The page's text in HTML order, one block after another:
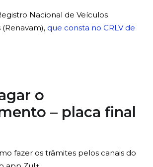
Nacional de Veículos
que consta no CRLV de
o
– placa final
fazer os trâmites pelos canais do